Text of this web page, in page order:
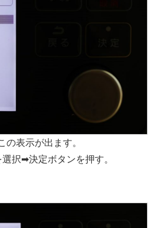
の表示が出ます。
択➡決定ボタンを押す。